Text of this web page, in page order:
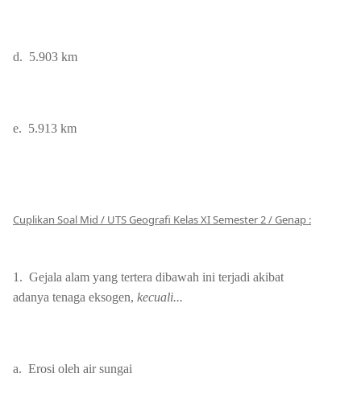
d. 5.903 km
e. 5.913 km
Cuplikan Soal Mid / UTS Geografi Kelas XI Semester 2 / Genap :
1. Gejala alam yang tertera dibawah ini terjadi akibat
adanya tenaga eksogen, kecuali...
a. Erosi oleh air sungai